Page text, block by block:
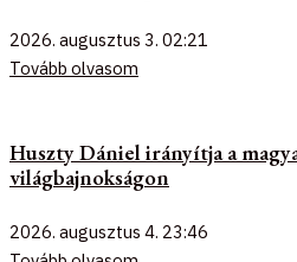
2026. augusztus 3. 02:21
Tovább olvasom
Huszty Dániel irányítja a
világbajnokságon
2026. augusztus 4. 23:46